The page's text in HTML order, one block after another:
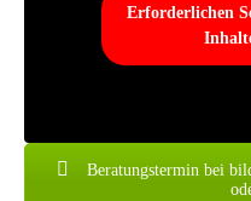
Erforderlichen
Beratungstermin bei